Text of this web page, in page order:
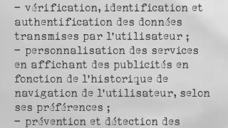
– vérification, identification et
authentification des données
transmises par l’utilisateur ;
– personnalisation des services
en affichant des publicités en
fonction de l’historique de
navigation de l’utilisateur, selon
ses préférences ;
– prévention et détection des